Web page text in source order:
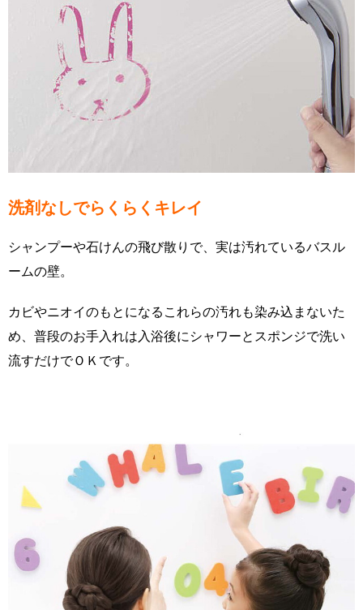
洗剤なしでらくらくキレイ
シャンプーや石けんの飛び散りで、実は汚れているバスル
ームの壁。
カビやニオイのもとになるこれらの汚れも染み込まないた
め、普段のお手入れは入浴後にシャワーとスポンジで洗い
流すだけでＯＫです。